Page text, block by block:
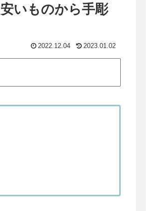
いものから手彫
2022.12.04 2023.01.02